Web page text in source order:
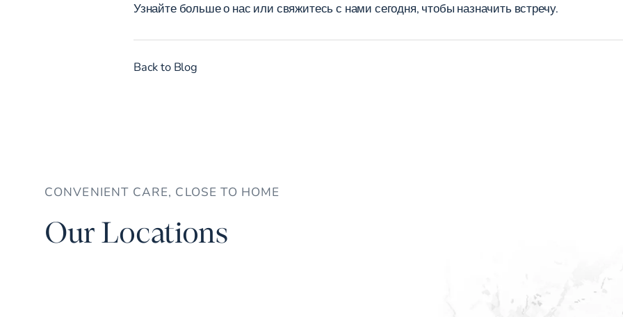
Узнайте больше о нас или свяжитесь с нами сегодня, чтобы назначить встречу.
Back to Blog
CONVENIENT CARE, CLOSE TO HOME
Our Locations